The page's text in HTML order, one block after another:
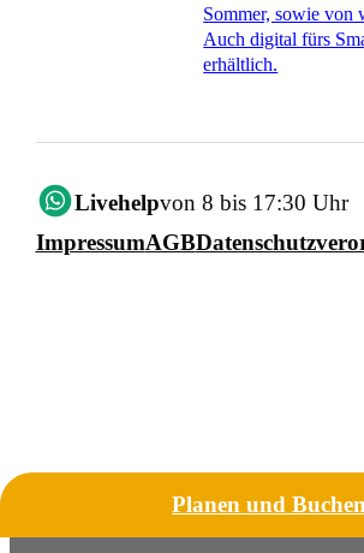
Sommer, sowie von
Auch digital fürs
erhältlich.
Livehelpvon 8 bis 17:30 Uhr
ImpressumAGB
Planen und Buchen